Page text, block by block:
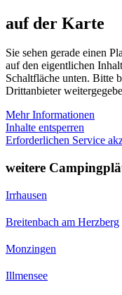
auf der Karte
Sie sehen gerade einen
auf den eigentlichen
Schaltfläche unten. Bitte
Drittanbieter
Mehr Informationen
Inhalte entsperren
Erforderlichen Service
weitere
Irrhausen
Breitenbach am Herzberg
Monzingen
Illmensee